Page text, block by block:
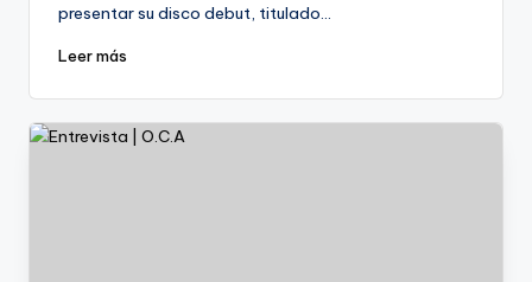
presentar su disco debut, titulado…
Leer más